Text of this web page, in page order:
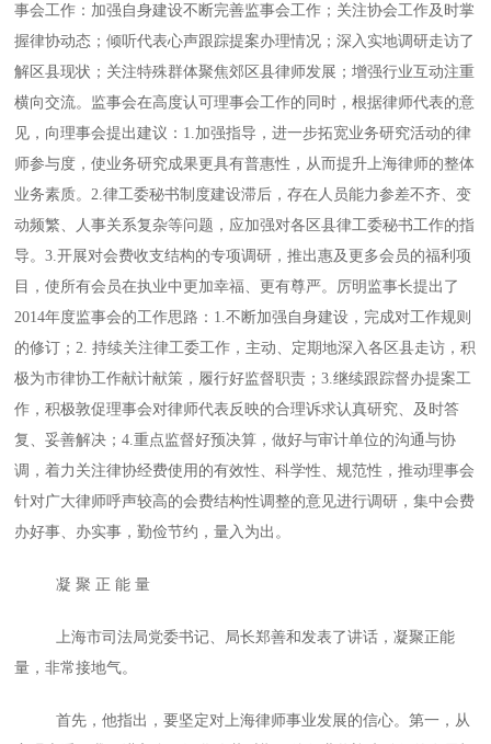
事会工作：加强自身建设不断完善监事会工作；关注协会工作及时掌
握律协动态；倾听代表心声跟踪提案办理情况；深入实地调研走访了
解区县现状；关注特殊群体聚焦郊区县律师发展；增强行业互动注重
横向交流。监事会在高度认可理事会工作的同时，根据律师代表的意
见，向理事会提出建议：1.加强指导，进一步拓宽业务研究活动的律
师参与度，使业务研究成果更具有普惠性，从而提升上海律师的整体
业务素质。2.律工委秘书制度建设滞后，存在人员能力参差不齐、变
动频繁、人事关系复杂等问题，应加强对各区县律工委秘书工作的指
导。3.开展对会费收支结构的专项调研，推出惠及更多会员的福利项
目，使所有会员在执业中更加幸福、更有尊严。厉明监事长提出了
2014年度监事会的工作思路：1.不断加强自身建设，完成对工作规则
的修订；2. 持续关注律工委工作，主动、定期地深入各区县走访，积
极为市律协工作献计献策，履行好监督职责；3.继续跟踪督办提案工
作，积极敦促理事会对律师代表反映的合理诉求认真研究、及时答
复、妥善解决；4.重点监督好预决算，做好与审计单位的沟通与协
调，着力关注律协经费使用的有效性、科学性、规范性，推动理事会
针对广大律师呼声较高的会费结构性调整的意见进行调研，集中会费
办好事、办实事，勤俭节约，量入为出。
凝 聚 正 能 量
上海市司法局党委书记、局长郑善和发表了讲话，凝聚正能
量，非常接地气。
首先，他指出，要坚定对上海律师事业发展的信心。第一，从